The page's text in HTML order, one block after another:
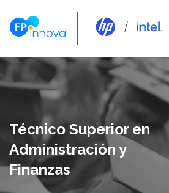
Técnico Superior en
Administración y
Finanzas